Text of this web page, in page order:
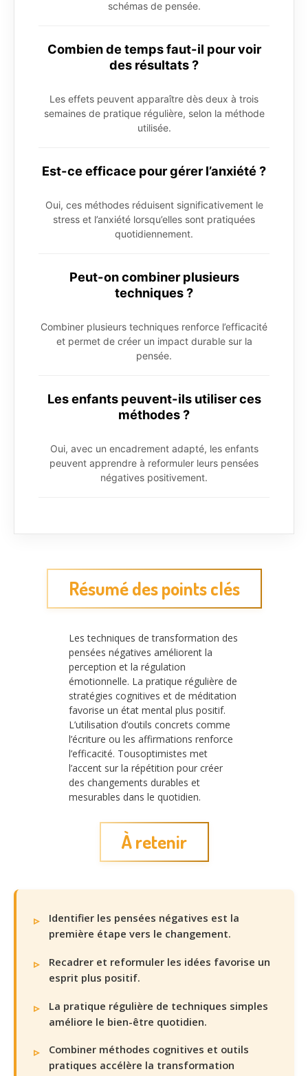
schémas de pensée.
Combien de temps faut-il pour voir
des résultats ?
Les effets peuvent apparaître dès deux à trois
semaines de pratique régulière, selon la méthode
utilisée.
Est-ce efficace pour gérer l’anxiété ?
Oui, ces méthodes réduisent significativement le
stress et l’anxiété lorsqu’elles sont pratiquées
quotidiennement.
Peut-on combiner plusieurs
techniques ?
Combiner plusieurs techniques renforce l’efficacité
et permet de créer un impact durable sur la
pensée.
Les enfants peuvent-ils utiliser ces
méthodes ?
Oui, avec un encadrement adapté, les enfants
peuvent apprendre à reformuler leurs pensées
négatives positivement.
Résumé des points clés
Les techniques de transformation des
pensées négatives améliorent la
perception et la régulation
émotionnelle. La pratique régulière de
stratégies cognitives et de méditation
favorise un état mental plus positif.
L’utilisation d’outils concrets comme
l’écriture ou les affirmations renforce
l’efficacité. Tousoptimistes met
l’accent sur la répétition pour créer
des changements durables et
mesurables dans le quotidien.
À retenir
Identifier les pensées négatives est la
première étape vers le changement.
Recadrer et reformuler les idées favorise un
esprit plus positif.
La pratique régulière de techniques simples
améliore le bien-être quotidien.
Combiner méthodes cognitives et outils
pratiques accélère la transformation